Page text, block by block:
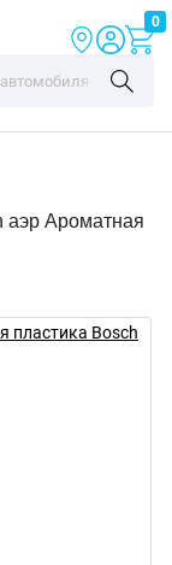
0
аэр Ароматная